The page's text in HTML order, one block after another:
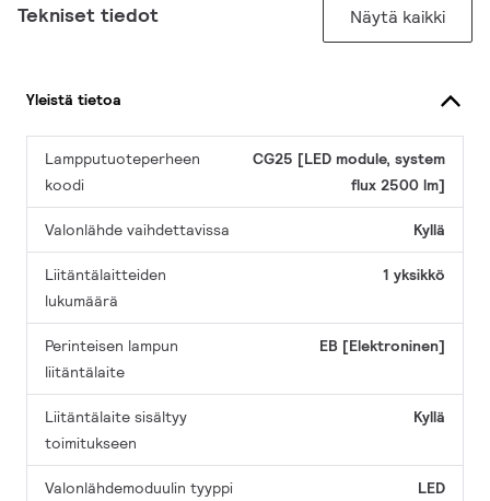
Tekniset tiedot Näytä kaikki
Yleistä tietoa
Lampputuoteperheen
koodi
CG25 [LED module, system
flux 2500 lm]
Valonlähde vaihdettavissa Kyllä
Liitäntälaitteiden
lukumäärä
1 yksikkö
Perinteisen lampun
liitäntälaite
EB [Elektroninen]
Liitäntälaite sisältyy
toimitukseen
Kyllä
Valonlähdemoduulin tyyppi LED